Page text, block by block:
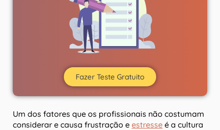
Fazer Teste Gratuito
Um dos fatores que os profissionais não costumam
considerar e causa frustração e estresse é a cultura